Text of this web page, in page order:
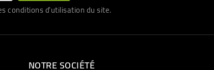
conditions d'utilisation du site.
NOTRE SOCIÉTÉ